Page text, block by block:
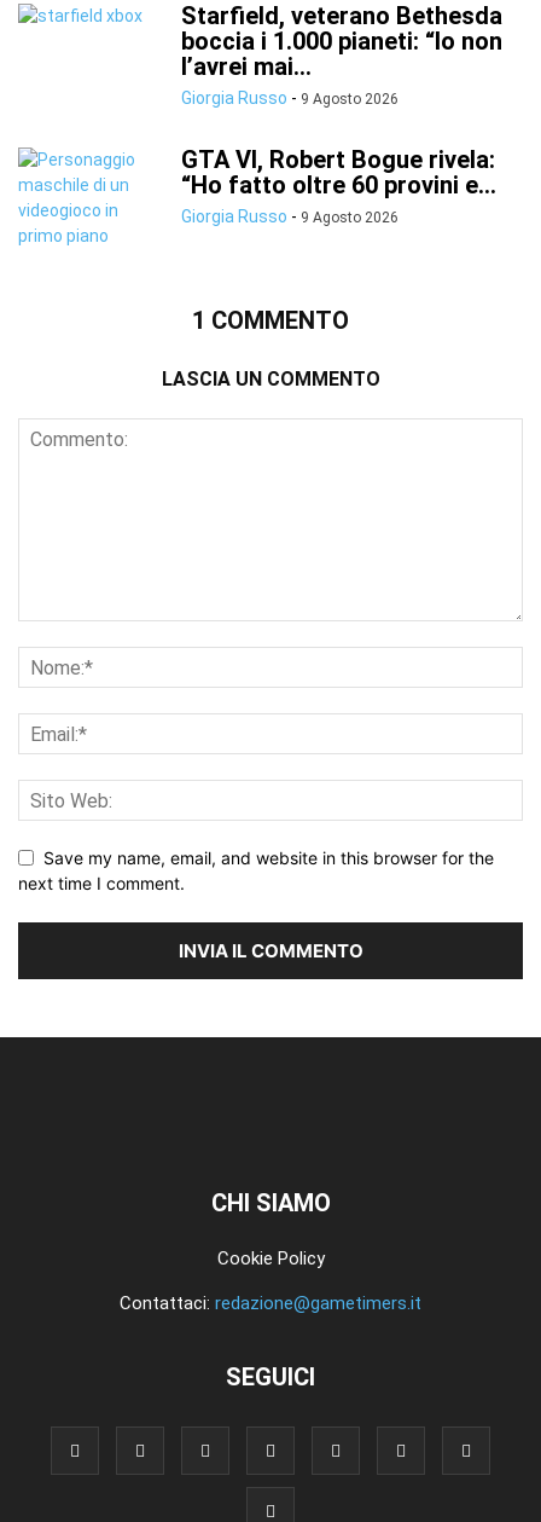
Starfield, veterano Bethesda
boccia i 1.000 pianeti: “Io non
l’avrei mai...
Giorgia Russo - 9 Agosto 2026
GTA VI, Robert Bogue rivela:
“Ho fatto oltre 60 provini e...
Giorgia Russo - 9 Agosto 2026
1 COMMENTO
LASCIA UN COMMENTO
Save my name, email, and website in this browser for the
next time I comment.
CHI SIAMO
Cookie Policy
Contattaci: redazione@gametimers.it
SEGUICI